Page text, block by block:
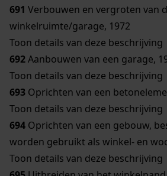
691 Verbouwen en vergroten van
winkelruimte/garage, 1972
Toon details van deze beschrijving
692Aanbouwen van een garage,
Toon details van deze beschrijving
693 Oprichten van een
Toon details van deze beschrijving
694 Oprichten van een gebouw,
worden gebruikt als winkel- en
Toon details van deze beschrijving